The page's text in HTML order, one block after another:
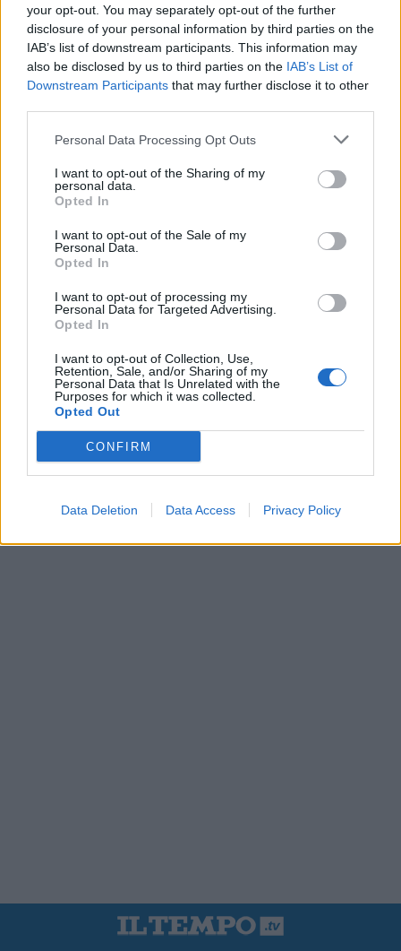
your opt-out. You may separately opt-out of the further
disclosure of your personal information by third parties on the
IAB’s list of downstream participants. This information may
also be disclosed by us to third parties on the IAB’s List of
Downstream Participants that may further disclose it to other
Personal Data Processing Opt Outs
I want to opt-out of the Sharing of my
personal data.
Opted In
I want to opt-out of the Sale of my
Personal Data.
Opted In
I want to opt-out of processing my
Personal Data for Targeted Advertising.
Opted In
I want to opt-out of Collection, Use,
Retention, Sale, and/or Sharing of my
Personal Data that Is Unrelated with the
Purposes for which it was collected.
Opted Out
CONFIRM
Data Deletion Data Access Privacy Policy